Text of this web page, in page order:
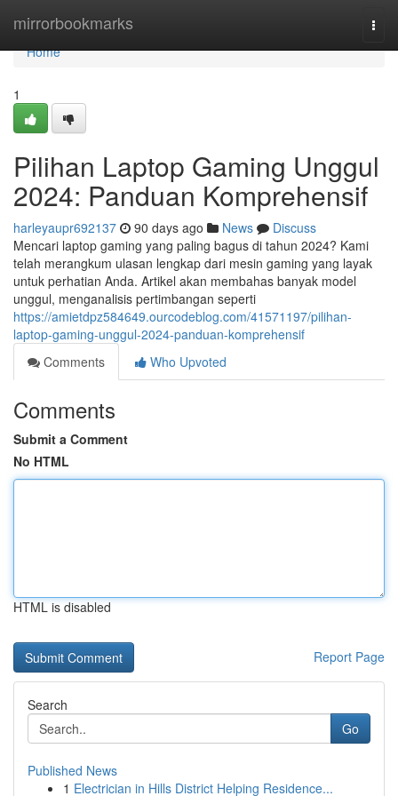
mirrorbookmarks
Home
Home
1
Pilihan Laptop Gaming Unggul
2024: Panduan Komprehensif
harleyaupr692137 90 days ago News
Discuss
Mencari laptop gaming yang paling bagus di tahun 2024? Kami
telah merangkum ulasan lengkap dari mesin gaming yang layak
untuk perhatian Anda. Artikel akan membahas banyak model
unggul, menganalisis pertimbangan seperti
https://amietdpz584649.ourcodeblog.com/41571197/pilihan-
laptop-gaming-unggul-2024-panduan-komprehensif
Comments
Who Upvoted
Comments
Submit a Comment
No HTML
HTML is disabled
Report Page
Search
Go
Published News
1 Electrician in Hills District Helping Residence...